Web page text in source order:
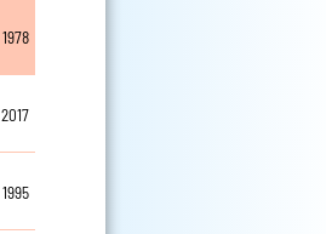
1978
2017
1995